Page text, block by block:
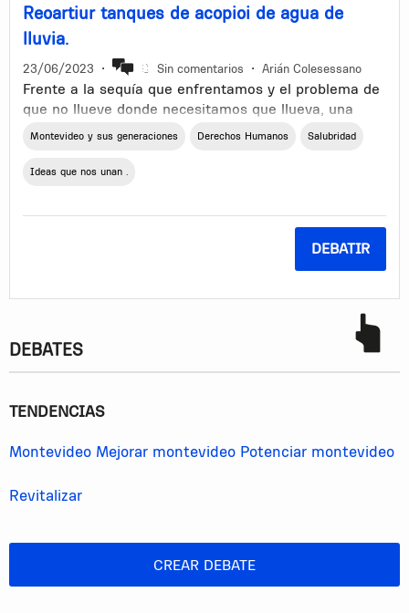
Reoartiur tanques de acopioi de agua de
lluvia.
23/06/2023 • Sin comentarios • Arián Colesessano
Frente a la sequía que enfrentamos y el problema de
que no llueve donde necesitamos que llueva, una
solución paliativa, sería repartir tanques de acpio de
llover lluevo en Montevideo,. donde no es en Paso
Montevideo y sus generaciones Derechos Humanos Salubridad
Ideas que nos unan .
DEBATIR
DEBATES
TENDENCIAS
Montevideo Mejorar montevideo Potenciar montevideo
Revitalizar
CREAR DEBATE